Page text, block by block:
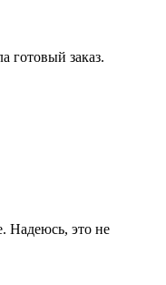
готовый заказ.
Надеюсь, это не